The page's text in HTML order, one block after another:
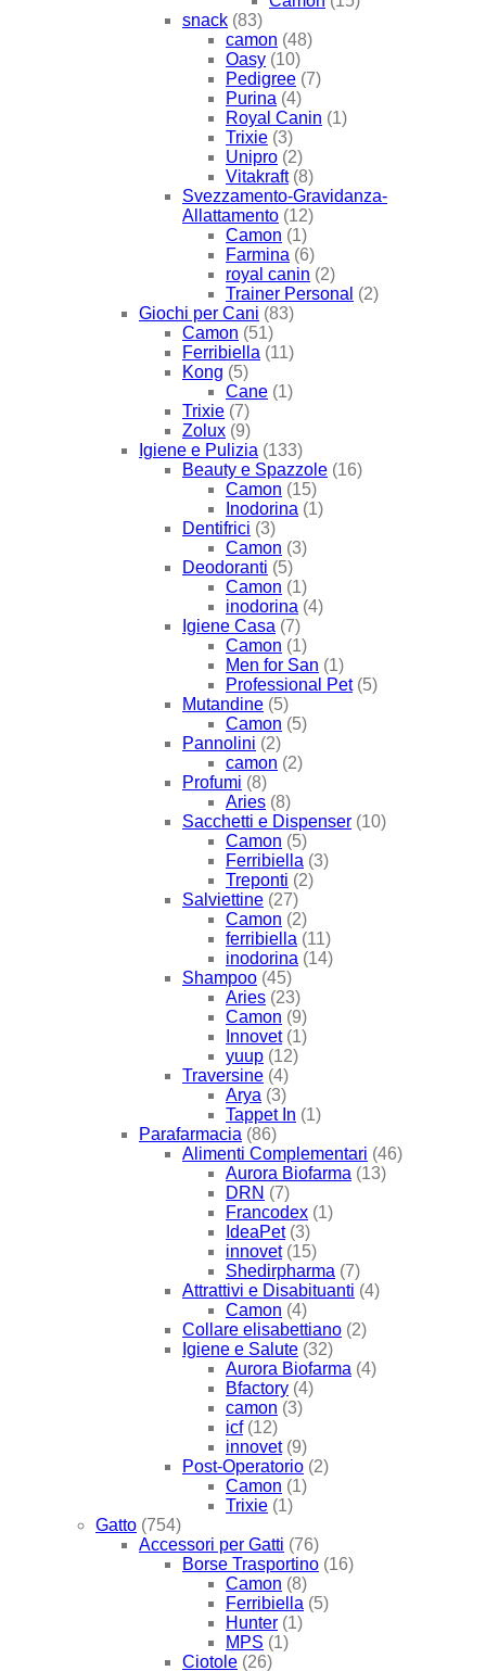
snack (83)
camon (48)
Oasy (10)
Pedigree (7)
Purina (4)
Royal Canin (1)
Trixie (3)
Unipro (2)
Vitakraft (8)
Svezzamento-Gravidanza-
Allattamento (12)
Camon (1)
Farmina (6)
royal canin (2)
Trainer Personal (2)
Giochi per Cani (83)
Camon (51)
Ferribiella (11)
Kong (5)
Cane (1)
Trixie (7)
Zolux (9)
Igiene e Pulizia (133)
Beauty e Spazzole (16)
Camon (15)
Inodorina (1)
Dentifrici (3)
Camon (3)
Deodoranti (5)
Camon (1)
inodorina (4)
Igiene Casa (7)
Camon (1)
Men for San (1)
Professional Pet (5)
Mutandine (5)
Camon (5)
Pannolini (2)
camon (2)
Profumi (8)
Aries (8)
Sacchetti e Dispenser (10)
Camon (5)
Ferribiella (3)
Treponti (2)
Salviettine (27)
Camon (2)
ferribiella (11)
inodorina (14)
Shampoo (45)
Aries (23)
Camon (9)
Innovet (1)
yuup (12)
Traversine (4)
Arya (3)
Tappet In (1)
Parafarmacia (86)
Alimenti Complementari (46)
Aurora Biofarma (13)
DRN (7)
Francodex (1)
IdeaPet (3)
innovet (15)
Shedirpharma (7)
Attrattivi e Disabituanti (4)
Camon (4)
Collare elisabettiano (2)
Igiene e Salute (32)
Aurora Biofarma (4)
Bfactory (4)
camon (3)
icf (12)
innovet (9)
Post-Operatorio (2)
Camon (1)
Trixie (1)
Gatto (754)
Accessori per Gatti (76)
Borse Trasportino (16)
Camon (8)
Ferribiella (5)
Hunter (1)
MPS (1)
Ciotole (26)